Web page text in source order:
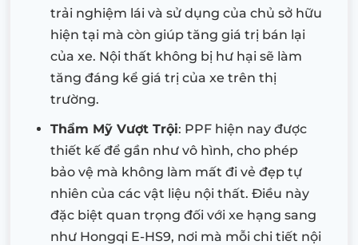
trải nghiệm lái và sử dụng của chủ sở hữu
hiện tại mà còn giúp tăng giá trị bán lại
của xe. Nội thất không bị hư hại sẽ làm
tăng đáng kể giá trị của xe trên thị
trường.
Thẩm Mỹ Vượt Trội: PPF hiện nay được
thiết kế để gần như vô hình, cho phép
bảo vệ mà không làm mất đi vẻ đẹp tự
nhiên của các vật liệu nội thất. Điều này
đặc biệt quan trọng đối với xe hạng sang
như Hongqi E-HS9, nơi mà mỗi chi tiết nội